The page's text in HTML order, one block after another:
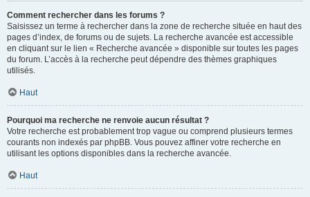
Comment rechercher dans les forums ?
Saisissez un terme à rechercher dans la zone de recherche située en haut des
pages d’index, de forums ou de sujets. La recherche avancée est accessible
en cliquant sur le lien « Recherche avancée » disponible sur toutes les pages
du forum. L’accès à la recherche peut dépendre des thèmes graphiques
utilisés.
Haut
Pourquoi ma recherche ne renvoie aucun résultat ?
Votre recherche est probablement trop vague ou comprend plusieurs termes
courants non indexés par phpBB. Vous pouvez affiner votre recherche en
utilisant les options disponibles dans la recherche avancée.
Haut